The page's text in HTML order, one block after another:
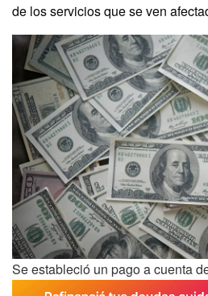
de los servicios que se ven
Se estableció un pago a cuenta